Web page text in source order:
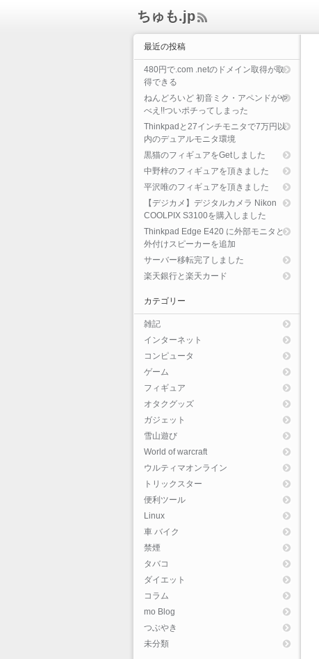
ちゅも.jp
s
最近の投稿
480円で.com .netのドメイン取得が取
得できる
ねんどろいど 初音ミク・アペンドがや
べえ!!ついポチってしまった
Thinkpadと27インチモニタで7万円以
内のデュアルモニタ環境
黒猫のフィギュアをGetしました
中野梓のフィギュアを頂きました
平沢唯のフィギュアを頂きました
【デジカメ】デジタルカメラ Nikon
COOLPIX S3100を購入しました
Thinkpad Edge E420 に外部モニタと
外付けスピーカーを追加
サーバー移転完了しました
楽天銀行と楽天カード
カテゴリー
雑記
インターネット
コンピュータ
ゲーム
フィギュア
オタクグッズ
ガジェット
雪山遊び
World of warcraft
ウルティマオンライン
トリックスター
便利ツール
Linux
車 バイク
禁煙
タバコ
ダイエット
コラム
mo Blog
つぶやき
未分類